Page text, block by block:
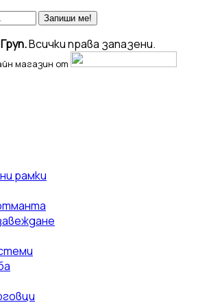
Запиши ме!
Всички права запазени.
магазин от
рамки